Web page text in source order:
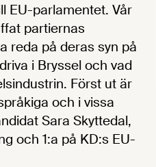
EU-parlamentet. Vår
partiernas
reda på deras syn på
i Bryssel och vad
Först ut är
och i vissa
Sara Skyttedal,
och 1:a på KD:s EU-